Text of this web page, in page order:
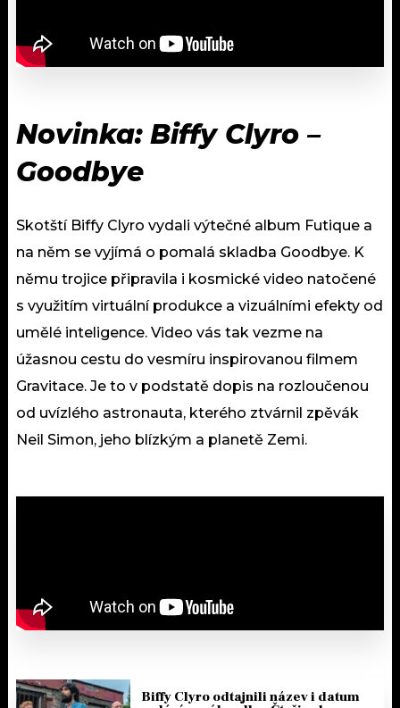
Novinka: Biffy Clyro –
Goodbye
Skotští Biffy Clyro vydali výtečné album Futique a
na něm se vyjímá o pomalá skladba Goodbye. K
němu trojice připravila i kosmické video natočené
s využitím virtuální produkce a vizuálními efekty od
umělé inteligence. Video vás tak vezme na
úžasnou cestu do vesmíru inspirovanou filmem
Gravitace. Je to v podstatě dopis na rozloučenou
od uvízlého astronauta, kterého ztvárnil zpěvák
Neil Simon, jeho blízkým a planetě Zemi.
Biffy Clyro odtajnili název i datum